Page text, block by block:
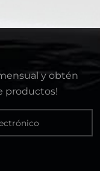
y obtén
productos!